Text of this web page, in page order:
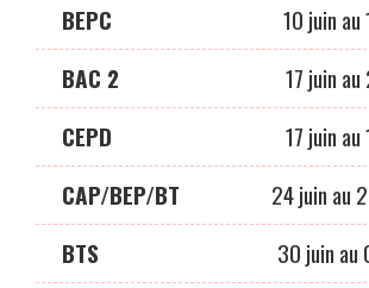
BEPC
10 juin
BAC 2
17 juin
CEPD
17 juin
CAP/BEP/BT
24 juin au
BTS
30 juin